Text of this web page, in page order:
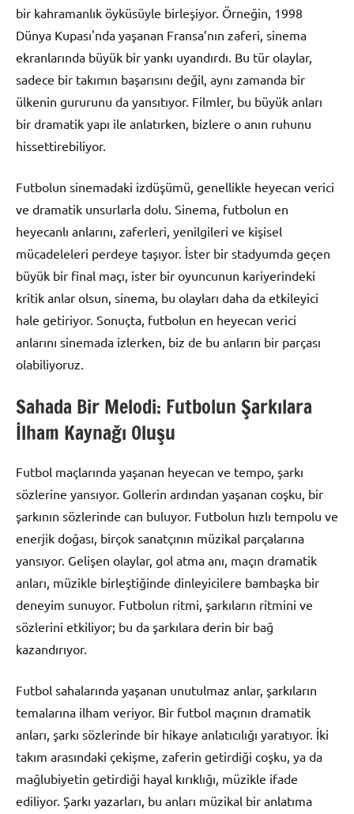
bir kahramanlık öyküsüyle birleşiyor. Örneğin, 1998
Dünya Kupası'nda yaşanan Fransa’nın zaferi, sinema
ekranlarında büyük bir yankı uyandırdı. Bu tür olaylar,
sadece bir takımın başarısını değil, aynı zamanda bir
ülkenin gururunu da yansıtıyor. Filmler, bu büyük anları
bir dramatik yapı ile anlatırken, bizlere o anın ruhunu
hissettirebiliyor.
Futbolun sinemadaki izdüşümü, genellikle heyecan verici
ve dramatik unsurlarla dolu. Sinema, futbolun en
heyecanlı anlarını, zaferleri, yenilgileri ve kişisel
mücadeleleri perdeye taşıyor. İster bir stadyumda geçen
büyük bir final maçı, ister bir oyuncunun kariyerindeki
kritik anlar olsun, sinema, bu olayları daha da etkileyici
hale getiriyor. Sonuçta, futbolun en heyecan verici
anlarını sinemada izlerken, biz de bu anların bir parçası
olabiliyoruz.
Sahada Bir Melodi: Futbolun Şarkılara
İlham Kaynağı Oluşu
Futbol maçlarında yaşanan heyecan ve tempo, şarkı
sözlerine yansıyor. Gollerin ardından yaşanan coşku, bir
şarkının sözlerinde can buluyor. Futbolun hızlı tempolu ve
enerjik doğası, birçok sanatçının müzikal parçalarına
yansıyor. Gelişen olaylar, gol atma anı, maçın dramatik
anları, müzikle birleştiğinde dinleyicilere bambaşka bir
deneyim sunuyor. Futbolun ritmi, şarkıların ritmini ve
sözlerini etkiliyor; bu da şarkılara derin bir bağ
kazandırıyor.
Futbol sahalarında yaşanan unutulmaz anlar, şarkıların
temalarına ilham veriyor. Bir futbol maçının dramatik
anları, şarkı sözlerinde bir hikaye anlatıcılığı yaratıyor. İki
takım arasındaki çekişme, zaferin getirdiği coşku, ya da
mağlubiyetin getirdiği hayal kırıklığı, müzikle ifade
ediliyor. Şarkı yazarları, bu anları müzikal bir anlatıma